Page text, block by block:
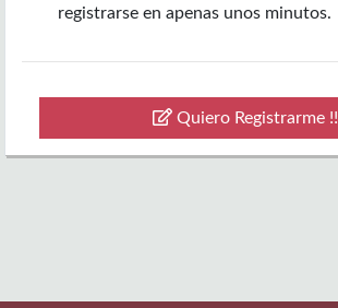
registrarse en apenas unos minutos.
Quiero Registrarme !!